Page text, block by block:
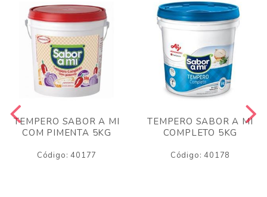
TEMPERO SABOR A MI
COM PIMENTA 5KG
Código: 40177
TEMPERO SABOR A MI
COMPLETO 5KG
Código: 40178